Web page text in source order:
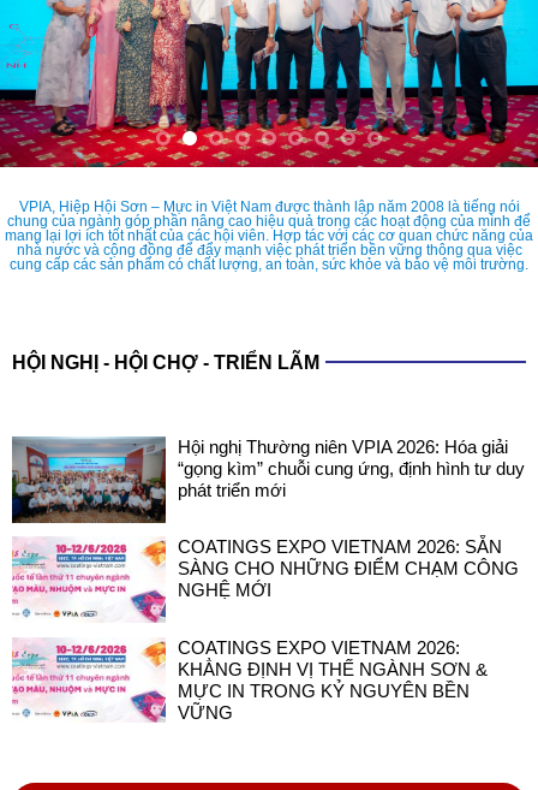
VPIA, Hiệp Hội Sơn – Mực in Việt Nam được thành lập năm 2008 là tiếng nói
chung của ngành góp phần nâng cao hiệu quả trong các hoạt động của mình để
mang lại lợi ích tốt nhất của các hội viên. Hợp tác với các cơ quan chức năng của
nhà nước và cộng đồng để đẩy mạnh việc phát triển bền vững thông qua việc
cung cấp các sản phẩm có chất lượng, an toàn, sức khỏe và bảo vệ môi trường.
HỘI NGHỊ - HỘI CHỢ - TRIỂN LÃM
Hội nghị Thường niên VPIA 2026: Hóa giải
“gọng kìm” chuỗi cung ứng, định hình tư duy
phát triển mới
COATINGS EXPO VIETNAM 2026: SẴN
SÀNG CHO NHỮNG ĐIỂM CHẠM CÔNG
NGHỆ MỚI
COATINGS EXPO VIETNAM 2026:
KHẲNG ĐỊNH VỊ THẾ NGÀNH SƠN &
MỰC IN TRONG KỶ NGUYÊN BỀN
VỮNG